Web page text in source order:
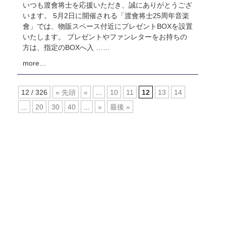
いつも渡會将士を応援いただき、誠にありがとうござ
います。 5月2日に開催される「渡會将士25周年音楽
會」では、物販スペース付近にプレゼントBOXを設置
いたします。 プレゼントやファンレターをお持ちの
方は、指定のBOXへ入 ……
more…
12 / 326 « 先頭 « 10 11 12 13
14
20 30 40 » 最後 »